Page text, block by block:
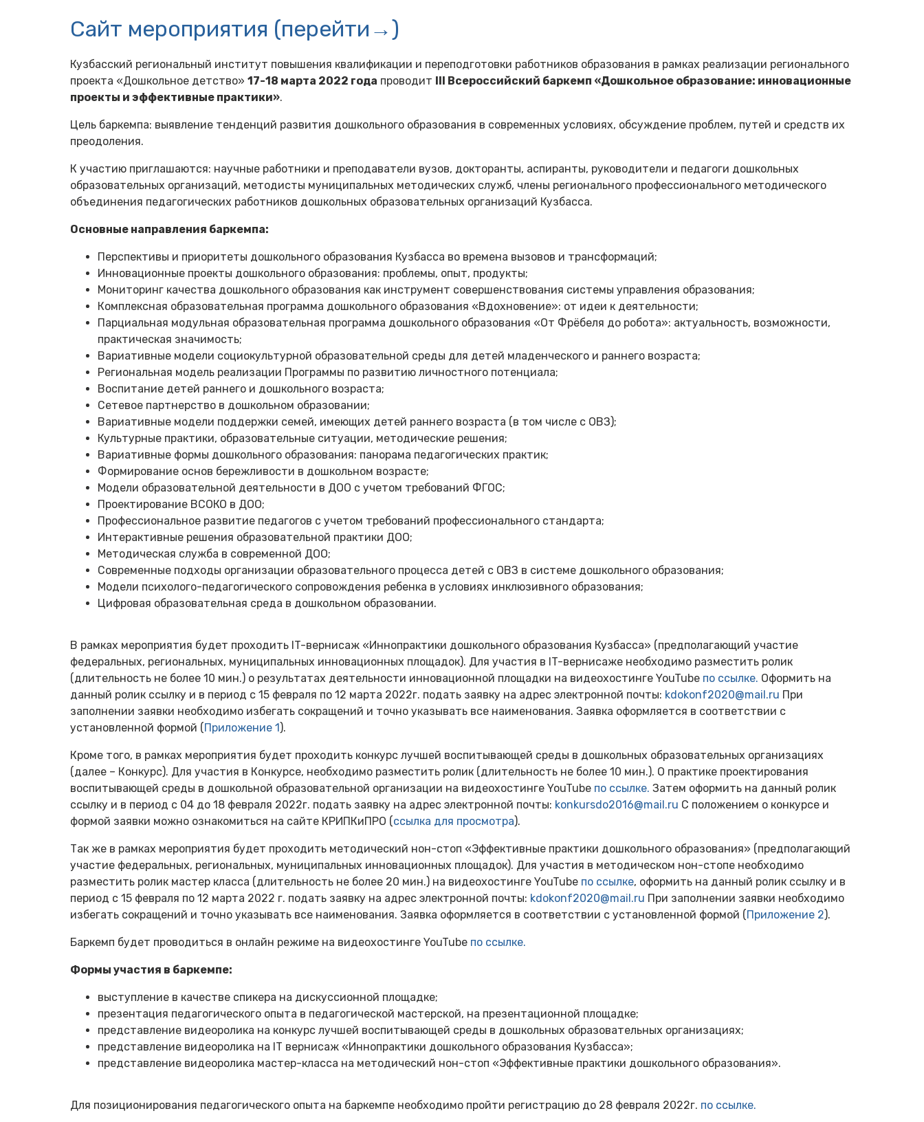
Сайт мероприятия (перейти→)
Кузбасский региональный институт повышения квалификации и переподготовки работников образования в рамках реализации регионального
проекта «Дошкольное детство» 17-18 марта 2022 года проводит III Всероссийский баркемп «Дошкольное образование: инновационные
проекты и эффективные практики».
Цель баркемпа: выявление тенденций развития дошкольного образования в современных условиях, обсуждение проблем, путей и средств их
преодоления.
К участию приглашаются: научные работники и преподаватели вузов, докторанты, аспиранты, руководители и педагоги дошкольных
образовательных организаций, методисты муниципальных методических служб, члены регионального профессионального методического
объединения педагогических работников дошкольных образовательных организаций Кузбасса.
Основные направления баркемпа:
Перспективы и приоритеты дошкольного образования Кузбасса во времена вызовов и трансформаций;
Инновационные проекты дошкольного образования: проблемы, опыт, продукты;
Мониторинг качества дошкольного образования как инструмент совершенствования системы управления образования;
Комплексная образовательная программа дошкольного образования «Вдохновение»: от идеи к деятельности;
Парциальная модульная образовательная программа дошкольного образования «От Фрёбеля до робота»: актуальность, возможности,
практическая значимость;
Вариативные модели социокультурной образовательной среды для детей младенческого и раннего возраста;
Региональная модель реализации Программы по развитию личностного потенциала;
Воспитание детей раннего и дошкольного возраста;
Сетевое партнерство в дошкольном образовании;
Вариативные модели поддержки семей, имеющих детей раннего возраста (в том числе с ОВЗ);
Культурные практики, образовательные ситуации, методические решения;
Вариативные формы дошкольного образования: панорама педагогических практик;
Формирование основ бережливости в дошкольном возрасте;
Модели образовательной деятельности в ДОО с учетом требований ФГОС;
Проектирование ВСОКО в ДОО;
Профессиональное развитие педагогов с учетом требований профессионального стандарта;
Интерактивные решения образовательной практики ДОО;
Методическая служба в современной ДОО;
Современные подходы организации образовательного процесса детей с ОВЗ в системе дошкольного образования;
Модели психолого-педагогического сопровождения ребенка в условиях инклюзивного образования;
Цифровая образовательная среда в дошкольном образовании.
В рамках мероприятия будет проходить IT-вернисаж «Иннопрактики дошкольного образования Кузбасса» (предполагающий участие
федеральных, региональных, муниципальных инновационных площадок). Для участия в IT-вернисаже необходимо разместить ролик
(длительность не более 10 мин.) о результатах деятельности инновационной площадки на видеохостинге YouTube по ссылке. Оформить на
данный ролик ссылку и в период с 15 февраля по 12 марта 2022г. подать заявку на адрес электронной почты: kdokonf2020@mail.ru При
заполнении заявки необходимо избегать сокращений и точно указывать все наименования. Заявка оформляется в соответствии с
установленной формой (Приложение 1).
Кроме того, в рамках мероприятия будет проходить конкурс лучшей воспитывающей среды в дошкольных образовательных организациях
(далее – Конкурс). Для участия в Конкурсе, необходимо разместить ролик (длительность не более 10 мин.). О практике проектирования
воспитывающей среды в дошкольной образовательной организации на видеохостинге YouTube по ссылке. Затем оформить на данный ролик
ссылку и в период с 04 до 18 февраля 2022г. подать заявку на адрес электронной почты: konkursdo2016@mail.ru С положением о конкурсе и
формой заявки можно ознакомиться на сайте КРИПКиПРО (ссылка для просмотра).
Так же в рамках мероприятия будет проходить методический нон-стоп «Эффективные практики дошкольного образования» (предполагающий
участие федеральных, региональных, муниципальных инновационных площадок). Для участия в методическом нон-стопе необходимо
разместить ролик мастер класса (длительность не более 20 мин.) на видеохостинге YouTube по ссылке, оформить на данный ролик ссылку и в
период с 15 февраля по 12 марта 2022 г. подать заявку на адрес электронной почты: kdokonf2020@mail.ru При заполнении заявки необходимо
избегать сокращений и точно указывать все наименования. Заявка оформляется в соответствии с установленной формой (Приложение 2).
Баркемп будет проводиться в онлайн режиме на видеохостинге YouTube по ссылке.
Формы участия в баркемпе:
выступление в качестве спикера на дискуссионной площадке;
презентация педагогического опыта в педагогической мастерской, на презентационной площадке;
представление видеоролика на конкурс лучшей воспитывающей среды в дошкольных образовательных организациях;
представление видеоролика на IT вернисаж «Иннопрактики дошкольного образования Кузбасса»;
представление видеоролика мастер-класса на методический нон-стоп «Эффективные практики дошкольного образования».
Для позиционирования педагогического опыта на баркемпе необходимо пройти регистрацию до 28 февраля 2022г. по ссылке.